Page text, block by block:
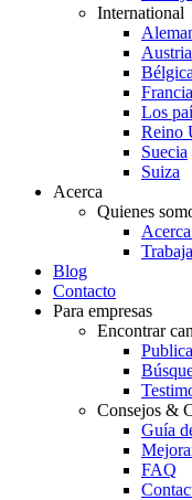
International
Austria
Bélgica
Francia
Los
Reino
Suecia
Suiza
Acerca
Quienes
Blog
Contacto
Para empresas
Encontrar
Consejos &
Guía
FAQ